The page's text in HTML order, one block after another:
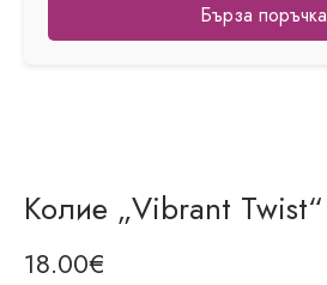
Колие „Vibrant Twist“
18.00€
Бърза поръчка